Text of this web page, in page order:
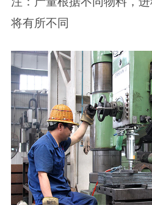
将有所不同